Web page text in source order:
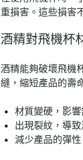
重損害。這些損害
酒精對飛機杯
酒精能夠破壞飛機
縫，縮短產品的壽
材質變硬，影
出現裂紋，導
減少產品的彈